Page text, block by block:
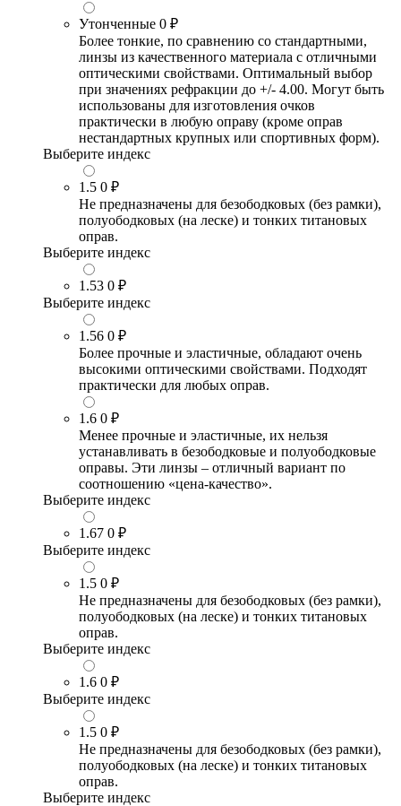
Утонченные 0 ₽
Более тонкие, по сравнению со стандартными,
линзы из качественного материала с отличными
оптическими свойствами. Оптимальный выбор
при значениях рефракции до +/- 4.00. Могут быть
использованы для изготовления очков
практически в любую оправу (кроме оправ
нестандартных крупных или спортивных форм).
Выберите индекс
1.5 0 ₽
Не предназначены для безободковых (без рамки),
полуободковых (на леске) и тонких титановых
оправ.
Выберите индекс
1.53 0 ₽
Выберите индекс
1.56 0 ₽
Более прочные и эластичные, обладают очень
высокими оптическими свойствами. Подходят
практически для любых оправ.
1.6 0 ₽
Менее прочные и эластичные, их нельзя
устанавливать в безободковые и полуободковые
оправы. Эти линзы – отличный вариант по
соотношению «цена-качество».
Выберите индекс
1.67 0 ₽
Выберите индекс
1.5 0 ₽
Не предназначены для безободковых (без рамки),
полуободковых (на леске) и тонких титановых
оправ.
Выберите индекс
1.6 0 ₽
Выберите индекс
1.5 0 ₽
Не предназначены для безободковых (без рамки),
полуободковых (на леске) и тонких титановых
оправ.
Выберите индекс